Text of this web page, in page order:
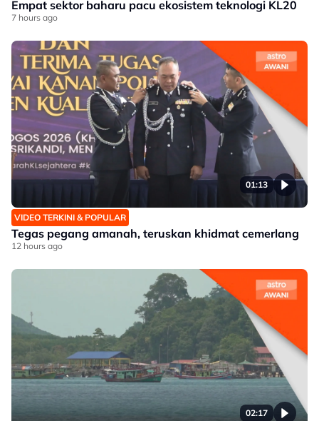
Empat sektor baharu pacu ekosistem teknologi KL20
7 hours ago
01:13
VIDEO TERKINI & POPULAR
Tegas pegang amanah, teruskan khidmat cemerlang
12 hours ago
02:17